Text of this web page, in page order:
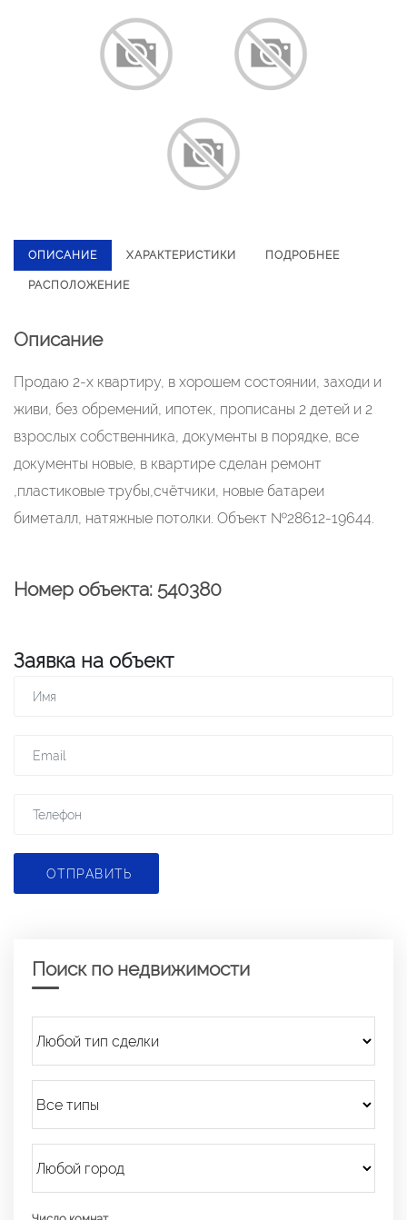
ОПИСАНИЕ ХАРАКТЕРИСТИКИ ПОДРОБНЕЕ
РАСПОЛОЖЕНИЕ
Описание
Продаю 2-х квартиру, в хорошем состоянии, заходи и
живи, без обремений, ипотек, прописаны 2 детей и 2
взрослых собственника, документы в порядке, все
документы новые, в квартире сделан ремонт
,пластиковые трубы,счётчики, новые батареи
биметалл, натяжные потолки. Объект №28612-19644.
Номер объекта: 540380
Заявка на объект
ОТПРАВИТЬ
Поиск по недвижимости